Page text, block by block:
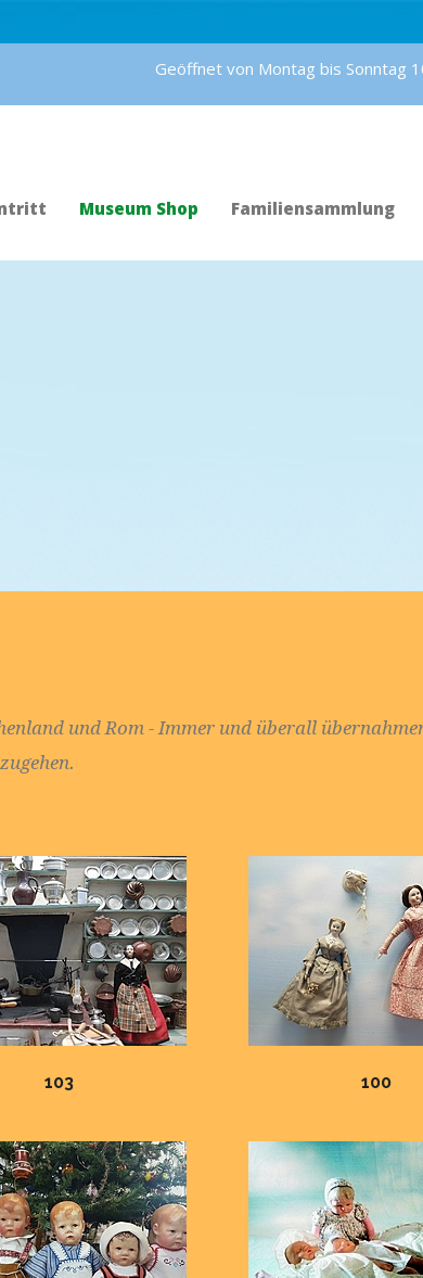
Geöffnet von Montag bis Sonntag
Museum Shop Familiensammlung
und Rom - Immer und überall
103 100